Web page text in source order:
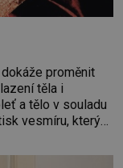
proměnit
těla i
a tělo v souladu
vesmíru, který
znamení Berana,